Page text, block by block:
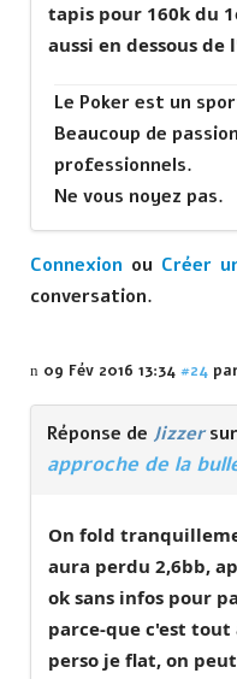
tapis pour 160k du
aussi en dessous de
Le Poker est un
Beaucoup de
professionnels.
Ne vous noyez pas.
Connexion ou Créer
conversation.
09 Fév 2016 13:34 #24
Réponse de Jizzer
approche de la
On fold
aura perdu 2,6bb,
ok sans infos pour
parce-que c'est
perso je flat, on